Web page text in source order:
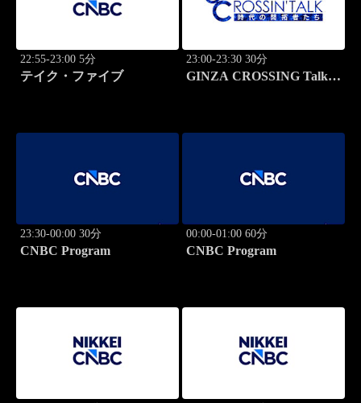
22:55-23:00 5分
テイク・ファイブ
23:00-23:30 30分
GINZA CROSSING Talk
23:30-00:00 30分
CNBC Program
00:00-01:00 60分
CNBC Program